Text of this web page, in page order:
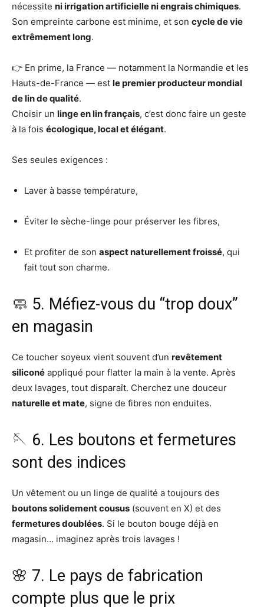
nécessite ni irrigation artificielle ni engrais chimiques.
Son empreinte carbone est minime, et son cycle de vie
extrêmement long.
👉 En prime, la France — notamment la Normandie et les
Hauts-de-France — est le premier producteur mondial
de lin de qualité.
Choisir un linge en lin français, c’est donc faire un geste
à la fois écologique, local et élégant.
Ses seules exigences :
Laver à basse température,
Éviter le sèche-linge pour préserver les fibres,
Et profiter de son aspect naturellement froissé, qui
fait tout son charme.
🧼 5. Méfiez-vous du “trop doux”
en magasin
Ce toucher soyeux vient souvent d’un revêtement
siliconé appliqué pour flatter la main à la vente. Après
deux lavages, tout disparaît. Cherchez une douceur
naturelle et mate, signe de fibres non enduites.
🪡 6. Les boutons et fermetures
sont des indices
Un vêtement ou un linge de qualité a toujours des
boutons solidement cousus (souvent en X) et des
fermetures doublées. Si le bouton bouge déjà en
magasin… imaginez après trois lavages !
🌸 7. Le pays de fabrication
compte plus que le prix